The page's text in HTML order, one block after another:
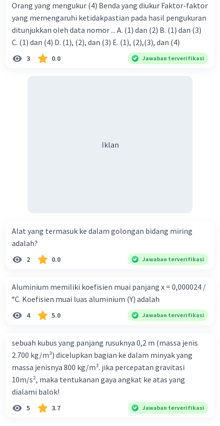
Orang yang mengukur (4) Benda yang diukur Faktor-faktor
yang memengaruhi ketidakpastian pada hasil pengukuran
ditunjukkan oleh data nomor ... A. (1) dan (2) B. (1) dan (3)
C. (1) dan (4) D. (1), (2), dan (3) E. (1), (2),(3), dan (4)
3 0.0 Jawaban terverifikasi
Iklan
Alat yang termasuk ke dalam golongan bidang miring
adalah?
2 0.0 Jawaban terverifikasi
Aluminium memiliki koefisien muai panjang x = 0,000024 /
°C. Koefisien muai luas aluminium (Y) adalah
4 5.0 Jawaban terverifikasi
sebuah kubus yang panjang rusuknya 0,2 m (massa jenis
2.700 kg/m³) dicelupkan bagian ke dalam minyak yang
massa jenisnya 800 kg/m³. jika percepatan gravitasi
10m/s², maka tentukanan gaya angkat ke atas yang
dialami balok!
5 3.7 Jawaban terverifikasi